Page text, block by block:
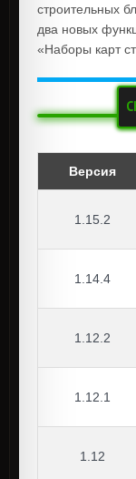
строительных
два новых
«Наборы карт
Версия
1.15.2
1.14.4
1.12.2
1.12.1
1.12